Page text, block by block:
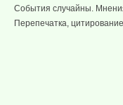
События случайны.
Перепечатка,